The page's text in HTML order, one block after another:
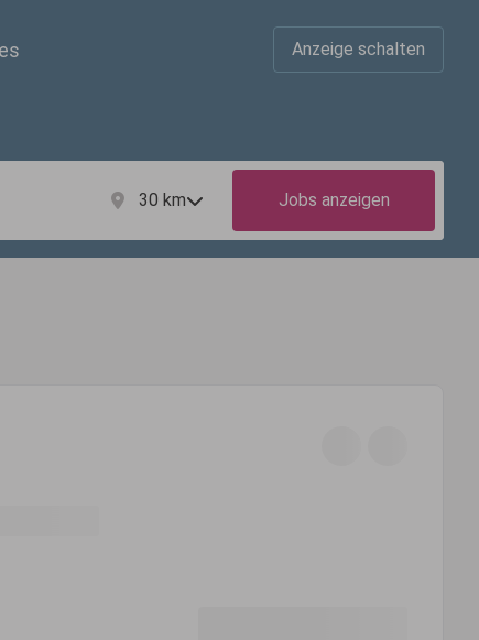
Anzeige schalten
30 km Jobs anzeigen